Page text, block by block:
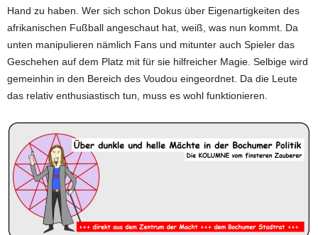
Hand zu haben. Wer sich schon Dokus über Eigenartigkeiten des
afrikanischen Fußball angeschaut hat, weiß, was nun kommt. Da
unten manipulieren nämlich Fans und mitunter auch Spieler das
Geschehen auf dem Platz mit für sie hilfreicher Magie. Selbige wird
gemeinhin in den Bereich des Voudou eingeordnet. Da die Leute
das relativ enthusiastisch tun, muss es wohl funktionieren.